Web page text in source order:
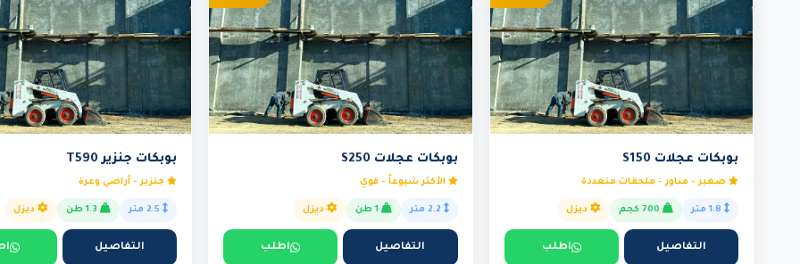
بوبكات عجلات S150
صغير - مناور - ملحقات متعددة
ديزل
التفاصيل اطلب
بوبكات عجلات S250
الأكثر شيوعاً - قوي
1 طن ديزل
التفاصيل اطلب
بوبكات جنزير T590
جنزير - أراضي وعرة
ديزل
التفاصيل